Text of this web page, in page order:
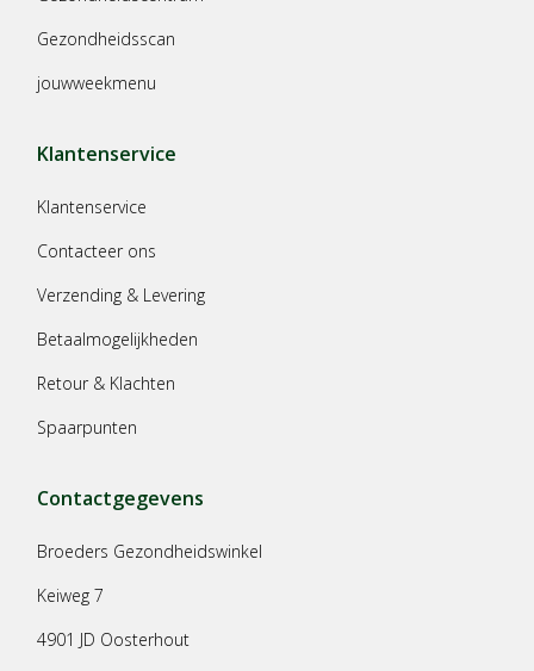
Gezondheidsscan
jouwweekmenu
Klantenservice
Klantenservice
Contacteer ons
Verzending & Levering
Betaalmogelijkheden
Retour & Klachten
Spaarpunten
Contactgegevens
Broeders Gezondheidswinkel
Keiweg 7
4901 JD Oosterhout